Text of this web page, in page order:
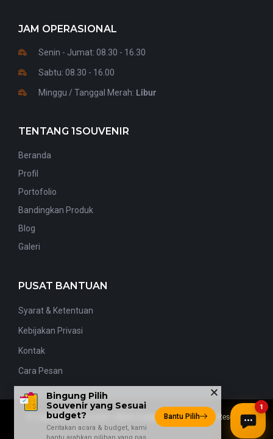
JAM OPERASIONAL
Senin - Jumat: 08.30 - 16.30
Sabtu: 08.30 - 16.00
Minggu / Tanggal Merah: Libur
TENTANG 1SOUVENIR
Beranda
Profil
Portofolio
Bandingkan Produk
Blog
Galeri
PUSAT BANTUAN
Syarat & Ketentuan
Kebijakan Privasi
Kontak
Cara Pesan
© Copyright By1Souvenir | Better Engagement | All Rights Reserved
1
Bingung Pilih
Souvenir yang Sesuai
budget?
Ceritakan acara & budget, kami
bantu arahkan pilihan yang pas.
Bantu Pilih